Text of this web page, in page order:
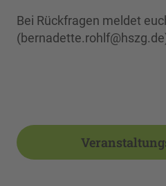
Bei Rückfragen meldet